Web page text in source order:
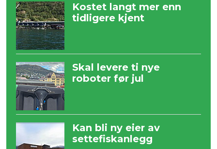
Kostet langt mer enn
tidligere kjent
Skal levere ti nye
roboter før jul
Kan bli ny eier av
settefiskanlegg